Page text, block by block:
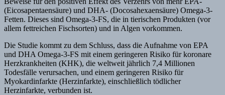
(Eicosapentaensäure) und DHA- (Docosahexaensäure) Omega-3-
Fetten. Dieses sind Omega-3-FS, die in tierischen Produkten (vor
allem fettreichen Fischsorten) und in Algen vorkommen.
Die Studie kommt zu dem Schluss, dass die Aufnahme von EPA
und DHA Omega-3-FS mit einem geringeren Risiko für koronare
Herzkrankheiten (KHK), die weltweit jährlich 7,4 Millionen
Todesfälle verursachen, und einem geringeren Risiko für
Myokardinfarkte (Herzinfarkte), einschließlich tödlicher
Herzinfarkte, verbunden ist.